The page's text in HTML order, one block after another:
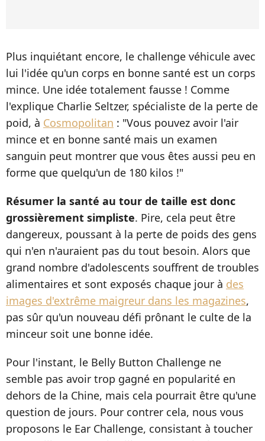
Plus inquiétant encore, le challenge véhicule avec
lui l'idée qu'un corps en bonne santé est un corps
mince. Une idée totalement fausse ! Comme
l'explique Charlie Seltzer, spécialiste de la perte de
poid, à Cosmopolitan : "Vous pouvez avoir l'air
mince et en bonne santé mais un examen
sanguin peut montrer que vous êtes aussi peu en
forme que quelqu'un de 180 kilos !"
Résumer la santé au tour de taille est donc
grossièrement simpliste. Pire, cela peut être
dangereux, poussant à la perte de poids des gens
qui n'en n'auraient pas du tout besoin. Alors que
grand nombre d'adolescents souffrent de troubles
alimentaires et sont exposés chaque jour à des
images d'extrême maigreur dans les magazines,
pas sûr qu'un nouveau défi prônant le culte de la
minceur soit une bonne idée.
Pour l'instant, le Belly Button Challenge ne
semble pas avoir trop gagné en popularité en
dehors de la Chine, mais cela pourrait être qu'une
question de jours. Pour contrer cela, nous vous
proposons le Ear Challenge, consistant à toucher